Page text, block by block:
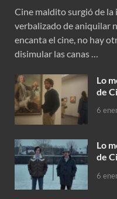
Cine maldito surgió de
verbalizado de aniquilar
encanta el cine, no hay
disimular las canas …
Lo
de
6
Lo
de
6